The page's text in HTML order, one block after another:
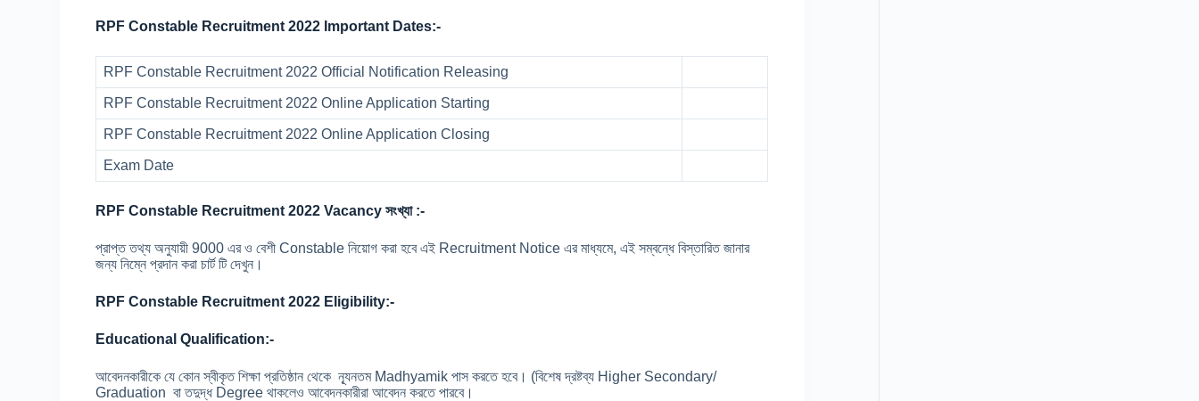
RPF Constable Recruitment 2022 Important Dates:-
RPF Constable Recruitment 2022 Official Notification Releasing
RPF Constable Recruitment 2022 Online Application Starting
RPF Constable Recruitment 2022 Online Application Closing
Exam Date
RPF Constable Recruitment 2022 Vacancy সংখ্যা :-
প্রাপ্ত তথ্য অনুযায়ী 9000 এর ও বেশী Constable নিয়োগ করা হবে এই Recruitment Notice এর মাধ্যমে, এই সম্বন্ধে বিস্তারিত জানার
জন্য নিম্নে প্রদান করা চার্ট টি দেখুন।
RPF Constable Recruitment 2022 Eligibility:-
Educational Qualification:-
আবেদনকারীকে যে কোন স্বীকৃত শিক্ষা প্রতিষ্ঠান থেকে ন্যূনতম Madhyamik পাস করতে হবে। (বিশেষ দ্রষ্টব্য Higher Secondary/
Graduation বা তদুদ্ধ Degree থাকলেও আবেদনকারীরা আবেদন করতে পারবে।